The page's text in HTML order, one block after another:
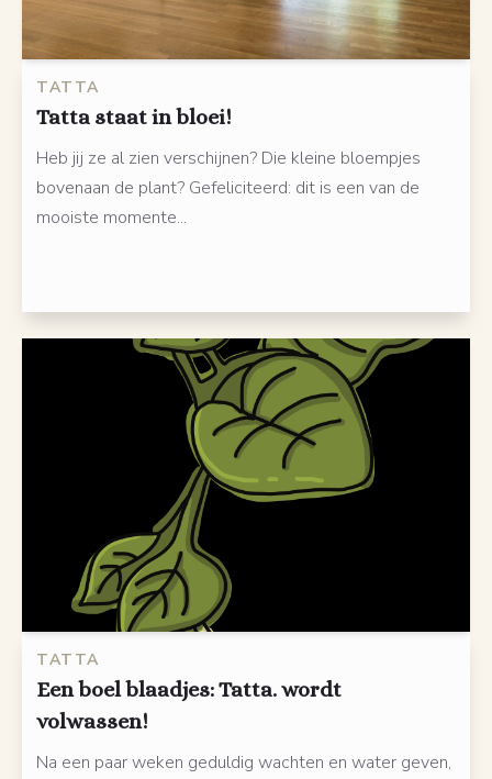
TATTA
Tatta staat in bloei!
Heb jij ze al zien verschijnen? Die kleine bloempjes
bovenaan de plant? Gefeliciteerd: dit is een van de
mooiste momente...
TATTA
Een boel blaadjes: Tatta. wordt
volwassen!
Na een paar weken geduldig wachten en water geven,